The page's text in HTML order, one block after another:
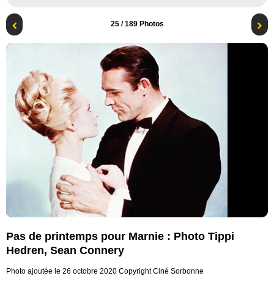
25/ 189 Photos
Pas de printemps pour Marnie : Photo Tippi
Hedren, Sean Connery
Photo ajoutée le 26 octobre 2020 Copyright Ciné Sorbonne